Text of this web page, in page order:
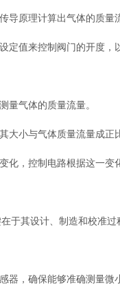
原理计算出气体的质量
值来控制阀门的开度，
气体的质量流量。
小与气体质量流量成正
，控制电路根据这一变
其设计、制造和校准过
，确保能够准确测量微